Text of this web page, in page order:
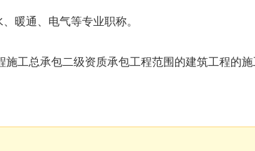
暖通、电气等专业职称。
工总承包二级资质承包工程范围的建筑工程的